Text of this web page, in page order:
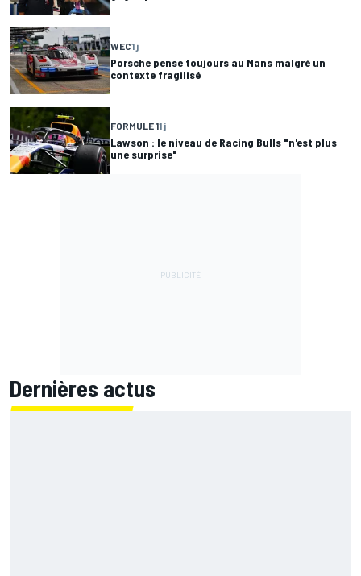
WEC1 j
Porsche pense toujours au Mans malgré un
contexte fragilisé
FORMULE 11 j
Lawson : le niveau de Racing Bulls "n'est plus
une surprise"
Dernières actus